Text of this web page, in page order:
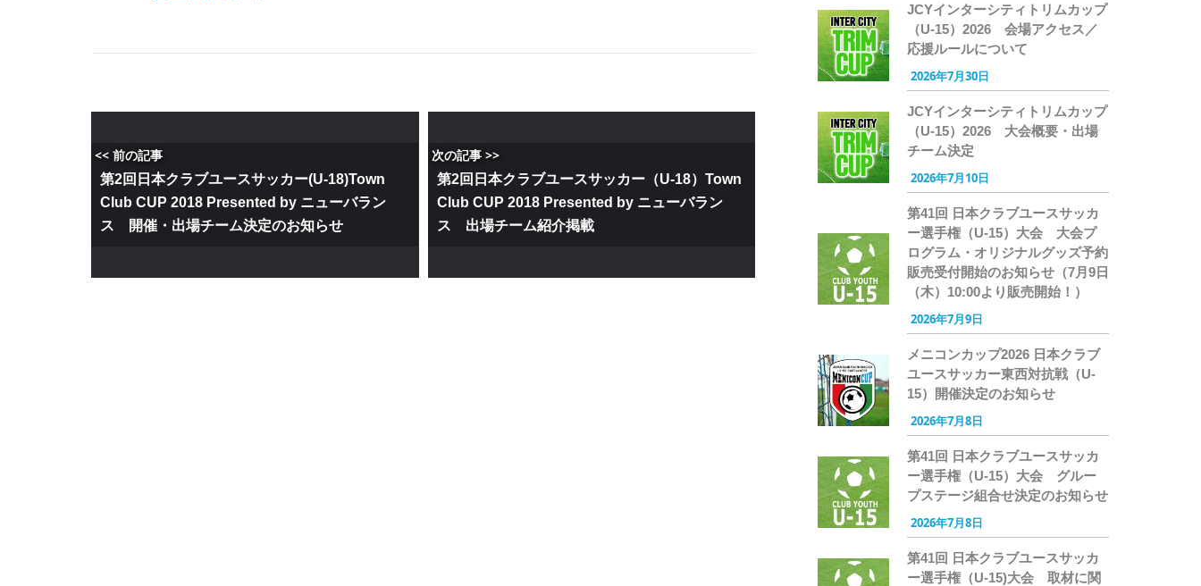
<< 前の記事
第2回日本クラブユースサッカー(U-18)Town
Club CUP 2018 Presented by ニューバラン
ス 開催・出場チーム決定のお知らせ
次の記事 >>
第2回日本クラブユースサッカー（U-18）Town
Club CUP 2018 Presented by ニューバラン
ス 出場チーム紹介掲載
JCYインターシティトリムカップ
（U-15）2026 会場アクセス／
応援ルールについて
2026年7月30日
JCYインターシティトリムカップ
（U-15）2026 大会概要・出場
チーム決定
2026年7月10日
第41回 日本クラブユースサッカ
ー選手権（U-15）大会 大会プ
ログラム・オリジナルグッズ予約
販売受付開始のお知らせ（7月9日
（木）10:00より販売開始！）
2026年7月9日
メニコンカップ2026 日本クラブ
ユースサッカー東西対抗戦（U-
15）開催決定のお知らせ
2026年7月8日
第41回 日本クラブユースサッカ
ー選手権（U-15）大会 グルー
プステージ組合せ決定のお知らせ
2026年7月8日
第41回 日本クラブユースサッカ
ー選手権（U-15)大会 取材に関